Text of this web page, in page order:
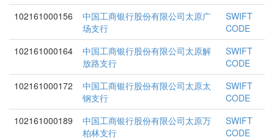
102161000156
中国工商银行股份有限公司太原广
场支行
SWIFT
CODE
102161000164
中国工商银行股份有限公司太原解
放路支行
SWIFT
CODE
102161000172
中国工商银行股份有限公司太原太
钢支行
SWIFT
CODE
102161000189
中国工商银行股份有限公司太原万
柏林支行
SWIFT
CODE